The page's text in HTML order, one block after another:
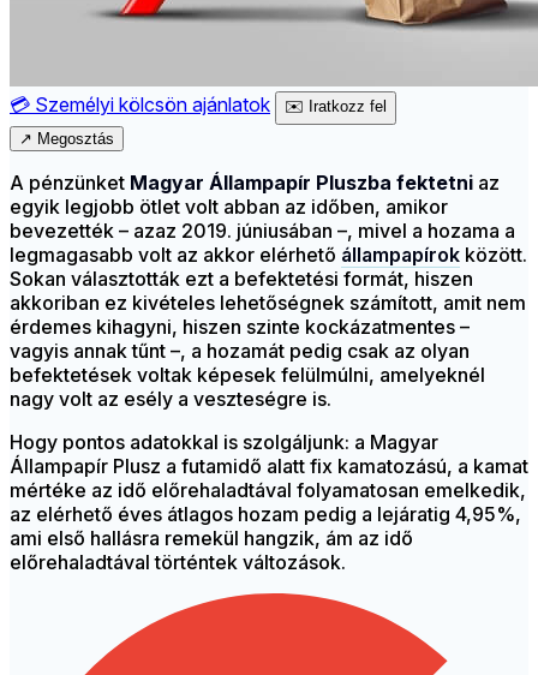
💳 Személyi kölcsön ajánlatok ✉️ Iratkozz fel
↗ Megosztás
A pénzünket Magyar Állampapír Pluszba fektetni az
egyik legjobb ötlet volt abban az időben, amikor
bevezették – azaz 2019. júniusában –, mivel a hozama a
legmagasabb volt az akkor elérhető állampapírok között.
Sokan választották ezt a befektetési formát, hiszen
akkoriban ez kivételes lehetőségnek számított, amit nem
érdemes kihagyni, hiszen szinte kockázatmentes –
vagyis annak tűnt –, a hozamát pedig csak az olyan
befektetések voltak képesek felülmúlni, amelyeknél
nagy volt az esély a veszteségre is.
Hogy pontos adatokkal is szolgáljunk: a Magyar
Állampapír Plusz a futamidő alatt fix kamatozású, a kamat
mértéke az idő előrehaladtával folyamatosan emelkedik,
az elérhető éves átlagos hozam pedig a lejáratig 4,95%,
ami első hallásra remekül hangzik, ám az idő
előrehaladtával történtek változások.